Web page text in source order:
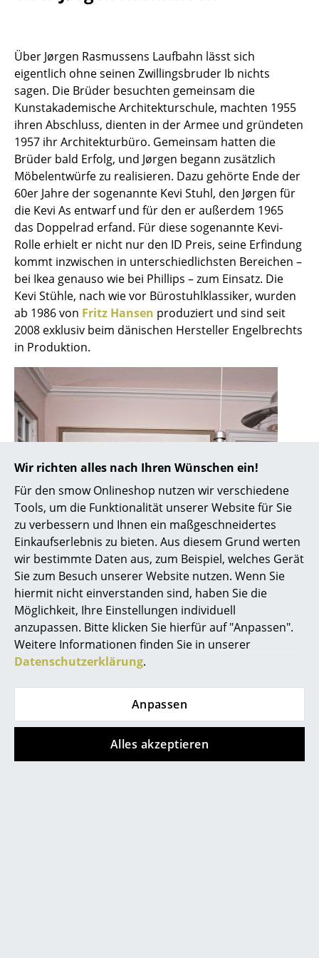
Wir richten alles nach Ihren Wünschen ein!
Für den smow Onlineshop nutzen wir verschiedene
Tools, um die Funktionalität unserer Website für Sie
zu verbessern und Ihnen ein maßgeschneidertes
Einkaufserlebnis zu bieten. Aus diesem Grund werten
wir bestimmte Daten aus, zum Beispiel, welches Gerät
Sie zum Besuch unserer Website nutzen. Wenn Sie
hiermit nicht einverstanden sind, haben Sie die
Möglichkeit, Ihre Einstellungen individuell
anzupassen. Bitte klicken Sie hierfür auf "Anpassen".
Weitere Informationen finden Sie in unserer
Datenschutzerklärung.
Anpassen
Alles akzeptieren
... alle Aufbewahrungsmöbel
Licht
Hängeleuchten & Deckenleuchten
Tischleuchten
Schreibtischleuchten
Stehleuchten & Leseleuchten
Bodenleuchten
Wandleuchten
Outdoor-Leuchten
Akkuleuchten
Betten
Doppelbetten
Kinderbetten
Nachttische & Bettzubehör
... alle Betten
Accessoires
Uhren
Spiegel
Figuren & Miniaturen
Über Jørgen Rasmussens Laufbahn lässt sich
eigentlich ohne seinen Zwillingsbruder Ib nichts
sagen. Die Brüder besuchten gemeinsam die
Kunstakademische Architekturschule, machten 1955
ihren Abschluss, dienten in der Armee und gründeten
1957 ihr Architekturbüro. Gemeinsam hatten die
Brüder bald Erfolg, und Jørgen begann zusätzlich
Möbelentwürfe zu realisieren. Dazu gehörte Ende der
60er Jahre der sogenannte Kevi Stuhl, den Jørgen für
die Kevi As entwarf und für den er außerdem 1965
das Doppelrad erfand. Für diese sogenannte Kevi-
Rolle erhielt er nicht nur den ID Preis, seine Erfindung
kommt inzwischen in unterschiedlichsten Bereichen –
bei Ikea genauso wie bei Phillips – zum Einsatz. Die
Kevi Stühle, nach wie vor Bürostuhlklassiker, wurden
ab 1986 von Fritz Hansen produziert und sind seit
2008 exklusiv beim dänischen Hersteller Engelbrechts
in Produktion.